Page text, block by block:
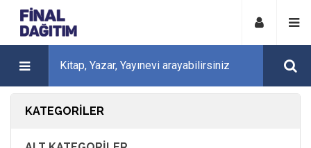
KATEGORILER